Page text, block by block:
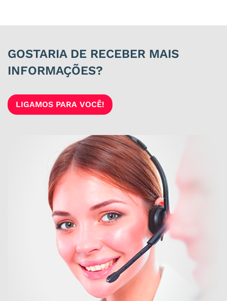
GOSTARIA DE RECEBER MAIS
INFORMAÇÕES?
LIGAMOS PARA VOCÊ!